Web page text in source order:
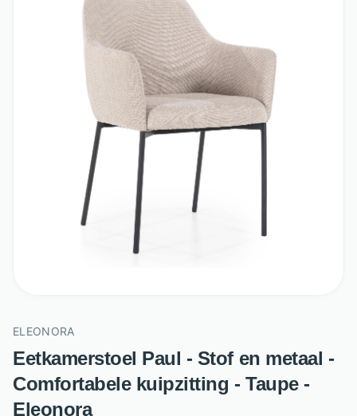
ELEONORA
Eetkamerstoel Paul - Stof en metaal -
Comfortabele kuipzitting - Taupe -
Eleonora